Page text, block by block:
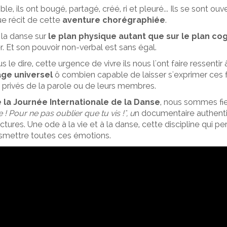
ils ont bougé, partagé, créé, ri et pleuré... Ils se sont
récit de cette aventure chorégraphiée.
danse sur le plan physique autant que sur le plan
Et son pouvoir non-verbal est sans égal.
le dire, cette urgence de vivre ils nous l'ont faire ressentir
universel ô combien capable de laisser s'exprimer
de la parole ou de leurs membres.
la Journée Internationale de la Danse, nous sommes
! Pour ne pas oublier que tu vis !", un documentaire
Une ode à la vie et à la danse, cette discipline qui
toutes ces émotions.